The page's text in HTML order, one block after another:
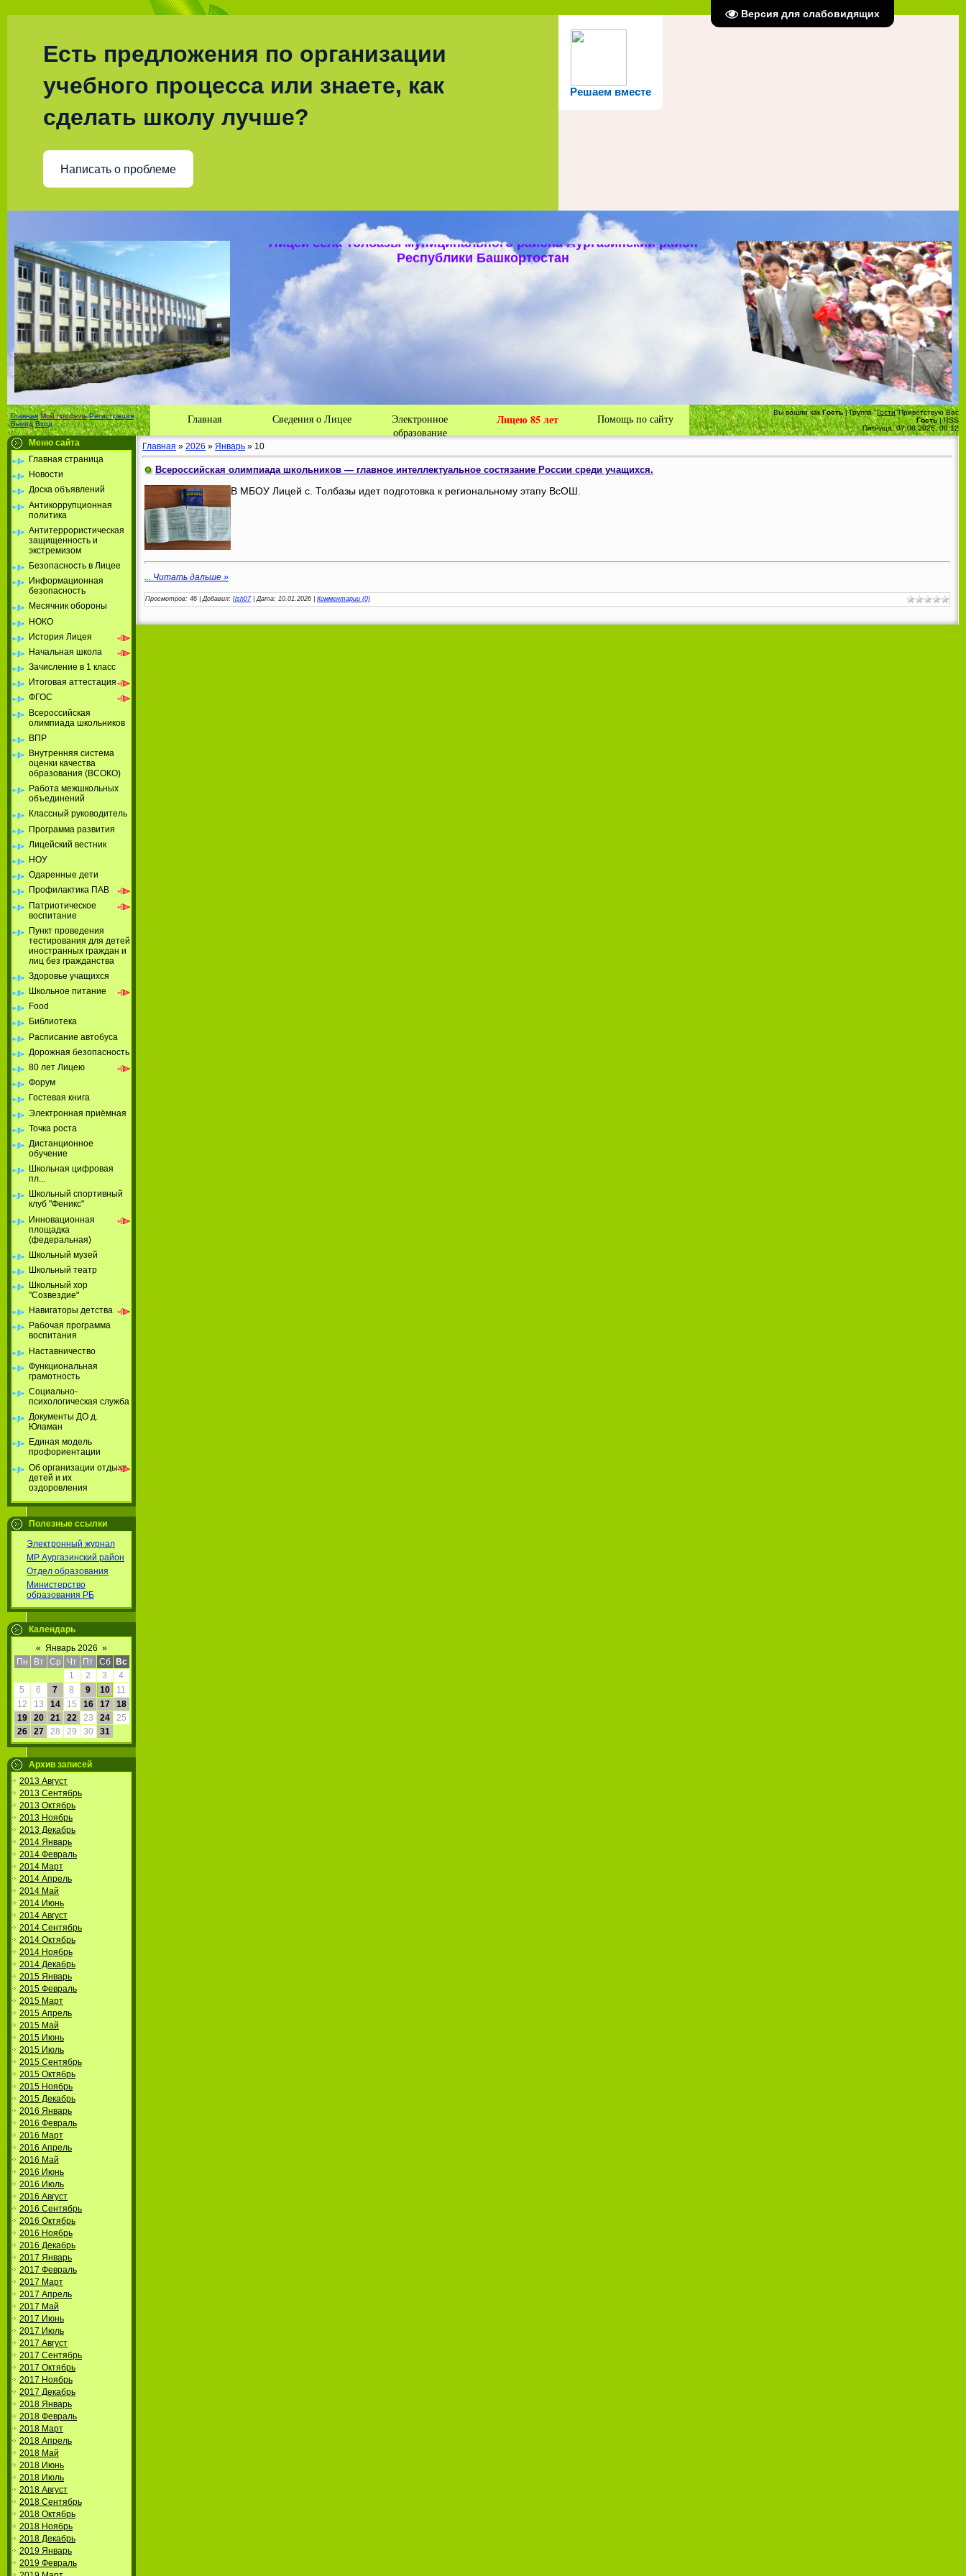
Версия для слабовидящих
Решаем вместе
Есть предложения по организации
учебного процесса или знаете, как
сделать школу лучше?
Написать о проблеме
Муниципальное бюджетное общеобразовательное учреждение
Лицей села Толбазы муниципального района Аургазинский район
Главная Мой профиль Регистрация
Выход Вход Главная Сведения о Лицее
Электронное
образование
Лицею 85 лет Помощь по сайту Вы вошли как Гость|Группа"Гости"Приветствую Вас
Гость |RSS
Пятница, 07.08.2026, 08:12
Меню сайта
Главная страница
Новости
Доска объявлений
Антикоррупционная
политика
Антитеррористическая
защищенность и
экстремизом
Безопасность в Лицее
Информационная
безопасность
Месячник обороны
НОКО
История Лицея
Начальная школа
Зачисление в 1 класс
Итоговая аттестация
ФГОС
Всероссийская
олимпиада школьников
ВПР
Внутренняя система
оценки качества
образования (ВСОКО)
Работа межшкольных
объединений
Классный руководитель
Программа развития
Лицейский вестник
НОУ
Одаренные дети
Профилактика ПАВ
Патриотическое
воспитание
Пункт проведения
тестирования для детей
иностранных граждан и
лиц без гражданства
Здоровье учащихся
Школьное питание
Food
Библиотека
Расписание автобуса
Дорожная безопасность
80 лет Лицею
Форум
Гостевая книга
Электронная приёмная
Точка роста
Дистанционное
обучение
Школьная цифровая
пл...
Школьный спортивный
клуб "Феникс"
Инновационная
площадка
(федеральная)
Школьный музей
Школьный театр
Школьный хор
"Созвездие"
Навигаторы детства
Рабочая программа
воспитания
Наставничество
Функциональная
грамотность
Социально-
психологическая служба
Документы ДО д.
Юламан
Единая модель
профориентации
Об организации отдыха
детей и их
оздоровления
Полезные ссылки
Электронный журнал
МР Аургазинский район
Отдел образования
Министерство
образования РБ
Календарь
« Январь 2026 »
Пн
Вт Ср Чт Пт Сб
Вс
1
2 3
4
5
6 7 8 9 10
11
12
13 14 15 16 17
18
19
20 21 22 23 24
25
26
27 28 29 30 31
Архив записей
2013 Август
2013 Сентябрь
2013 Октябрь
2013 Ноябрь
2013 Декабрь
2014 Январь
2014 Февраль
2014 Март
2014 Апрель
2014 Май
2014 Июнь
2014 Август
2014 Сентябрь
2014 Октябрь
2014 Ноябрь
2014 Декабрь
2015 Январь
2015 Февраль
2015 Март
2015 Апрель
2015 Май
2015 Июнь
2015 Июль
2015 Сентябрь
2015 Октябрь
2015 Ноябрь
2015 Декабрь
2016 Январь
2016 Февраль
2016 Март
2016 Апрель
2016 Май
2016 Июнь
2016 Июль
2016 Август
2016 Сентябрь
2016 Октябрь
2016 Ноябрь
2016 Декабрь
2017 Январь
2017 Февраль
2017 Март
2017 Апрель
2017 Май
2017 Июнь
2017 Июль
2017 Август
2017 Сентябрь
2017 Октябрь
2017 Ноябрь
2017 Декабрь
2018 Январь
2018 Февраль
2018 Март
2018 Апрель
2018 Май
2018 Июнь
2018 Июль
2018 Август
2018 Сентябрь
2018 Октябрь
2018 Ноябрь
2018 Декабрь
2019 Январь
2019 Февраль
Главная » 2026 » Январь » 10
Всероссийская олимпиада школьников — главное интеллектуальное состязание России среди учащихся.
В МБОУ Лицей с. Толбазы идет подготовка к региональному этапу ВсОШ.
... Читать дальше »
Просмотров: 46 |Добавил: Ilsh07|Дата: 10.01.2026 Комментарии (0)